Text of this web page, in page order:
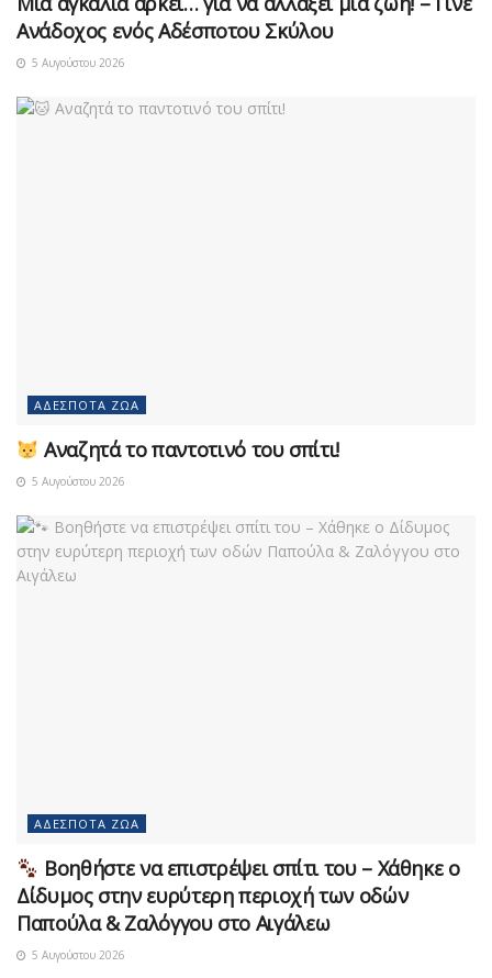
Ανάδοχος ενός Αδέσποτου Σκύλου
5 Αυγούστου 2026
ΑΔΈΣΠΟΤΑ ΖΏΑ
Αναζητά το παντοτινό του σπίτι!
5 Αυγούστου 2026
ΑΔΈΣΠΟΤΑ ΖΏΑ
Βοηθήστε να επιστρέψει σπίτι του – Χάθηκε ο
Δίδυμος στην ευρύτερη περιοχή των οδών
Παπούλα & Ζαλόγγου στο Αιγάλεω
5 Αυγούστου 2026